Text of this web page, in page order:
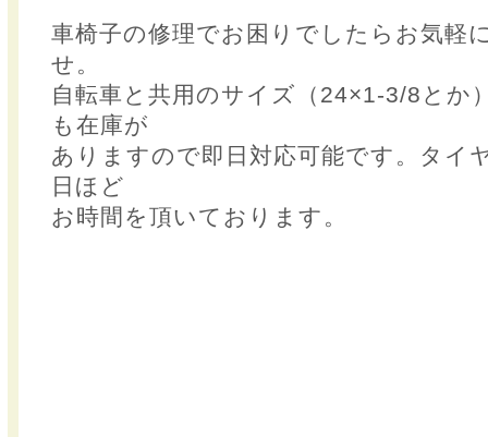
車椅子の修理でお困りでしたらお気軽
せ。
自転車と共用のサイズ（24×1-3/8とか
も在庫が
ありますので即日対応可能です。タイ
日ほど
お時間を頂いております。